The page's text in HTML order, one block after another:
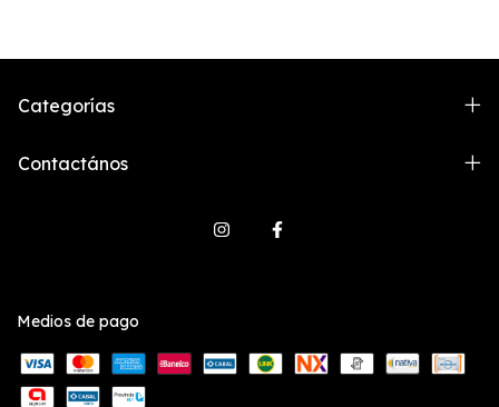
Categorías
Contactános
Medios de pago